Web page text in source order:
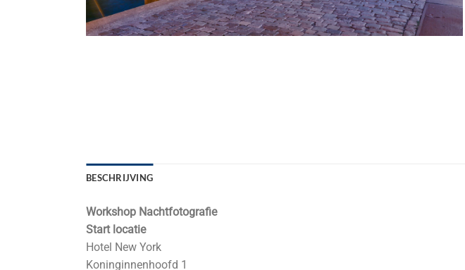
BESCHRIJVING
Workshop Nachtfotografie
Start locatie
Hotel New York
Koninginnenhoofd 1